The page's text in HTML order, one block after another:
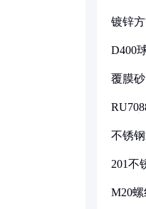
镀锌
D400
覆膜
不锈
201不
M20